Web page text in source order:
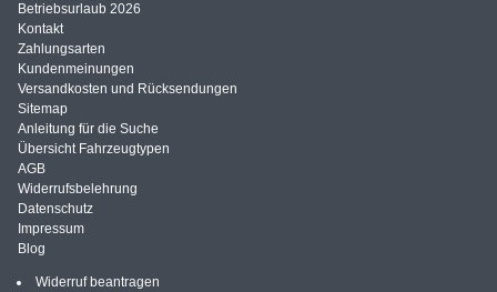
Betriebsurlaub 2026
Kontakt
Zahlungsarten
Kundenmeinungen
Versandkosten und Rücksendungen
Sitemap
Anleitung für die Suche
Übersicht Fahrzeugtypen
AGB
Widerrufsbelehrung
Datenschutz
Impressum
Blog
Widerruf beantragen